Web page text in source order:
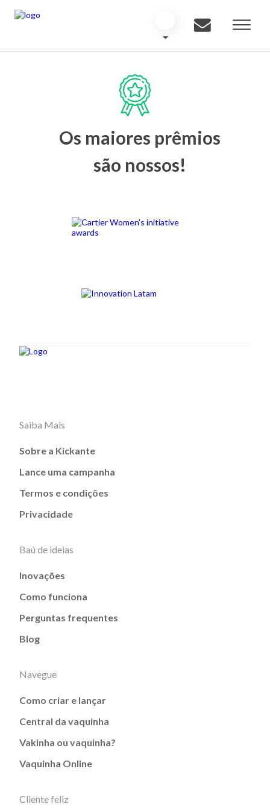
Os maiores prêmios
são nossos!
Saiba Mais
Sobre a Kickante
Lance uma campanha
Termos e condições
Privacidade
Baú de ideias
Inovações
Como funciona
Perguntas frequentes
Blog
Navegue
Como criar e lançar
Central da vaquinha
Vakinha ou vaquinha?
Vaquinha Online
Cliente feliz